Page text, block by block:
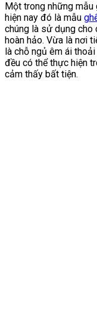
Một trong những
hiện nay đó là mẫu
chúng là sử dụng cho
hoàn hảo. Vừa là nơi
là chỗ ngủ êm ái
đều có thể thực hiện
cảm thấy bất tiện.